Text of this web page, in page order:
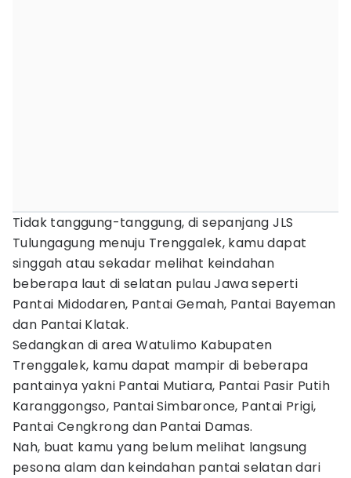
Tidak tanggung-tanggung, di sepanjang JLS
Tulungagung menuju Trenggalek, kamu dapat
singgah atau sekadar melihat keindahan
beberapa laut di selatan pulau Jawa seperti
Pantai Midodaren, Pantai Gemah, Pantai Bayeman
dan Pantai Klatak.
Sedangkan di area Watulimo Kabupaten
Trenggalek, kamu dapat mampir di beberapa
pantainya yakni Pantai Mutiara, Pantai Pasir Putih
Karanggongso, Pantai Simbaronce, Pantai Prigi,
Pantai Cengkrong dan Pantai Damas.
Nah, buat kamu yang belum melihat langsung
pesona alam dan keindahan pantai selatan dari